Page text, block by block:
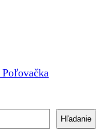
Poľovačka
Hľadanie